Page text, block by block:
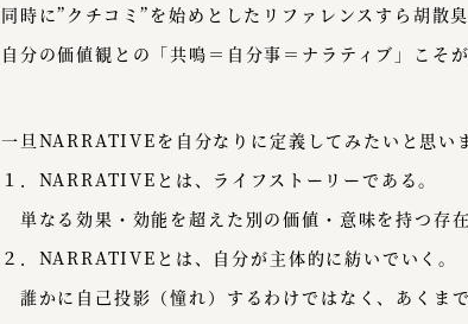
同時に”クチコミ”を始めとしたリファレンスすら胡散
自分の価値観との「共鳴＝自分事＝ナラティブ」こそ
一旦NARRATIVEを自分なりに定義してみたいと思いま
１．NARRATIVEとは、ライフストーリーである。
単なる効果・効能を超えた別の価値・意味を持つ存
２．NARRATIVEとは、自分が主体的に紡いでいく。
誰かに自己投影（憧れ）するわけではなく、あくま